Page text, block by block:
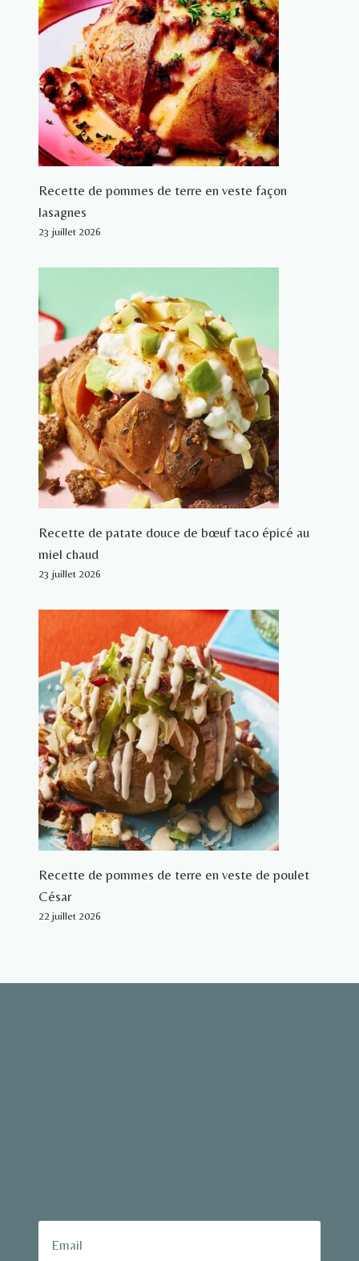
Recette de pommes de terre en veste façon
lasagnes
23 juillet 2026
Recette de patate douce de bœuf taco épicé au
miel chaud
23 juillet 2026
Recette de pommes de terre en veste de poulet
César
22 juillet 2026